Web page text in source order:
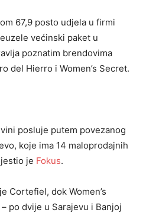
67,9 posto udjela u firmi
većinski paket u
poznatim brendovima
del Hierro i Women’s Secret.
posluje putem povezanog
koje ima 14 maloprodajnih
je Fokus.
Cortefiel, dok Women’s
po dvije u Sarajevu i Banjoj